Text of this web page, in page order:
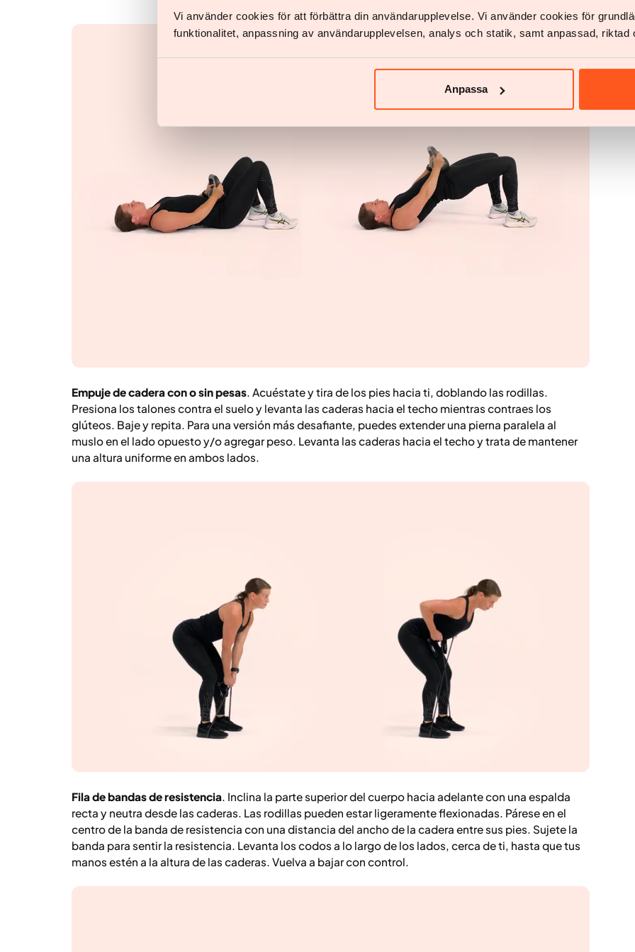
Vi använder cookies för att förbättra din användarupplevelse. Vi använder cookies för
funktionalitet, anpassning av användarupplevelsen, analys och statik, samt anpassad, riktad
Anpassa
Empuje de cadera con o sin pesas. Acuéstate y tira de los pies hacia ti, doblando las rodillas.
Presiona los talones contra el suelo y levanta las caderas hacia el techo mientras contraes los
glúteos. Baje y repita. Para una versión más desafiante, puedes extender una pierna paralela al
muslo en el lado opuesto y/o agregar peso. Levanta las caderas hacia el techo y trata de mantener
una altura uniforme en ambos lados.
Fila de bandas de resistencia. Inclina la parte superior del cuerpo hacia adelante con una espalda
recta y neutra desde las caderas. Las rodillas pueden estar ligeramente flexionadas. Párese en el
centro de la banda de resistencia con una distancia del ancho de la cadera entre sus pies. Sujete la
banda para sentir la resistencia. Levanta los codos a lo largo de los lados, cerca de ti, hasta que tus
manos estén a la altura de las caderas. Vuelva a bajar con control.